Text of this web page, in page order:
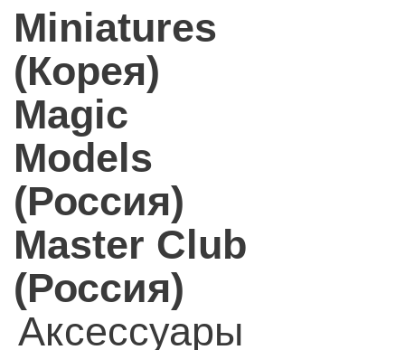
Miniatures
(Корея)
Magic
Models
(Россия)
Master Club
(Россия)
Аксессуары